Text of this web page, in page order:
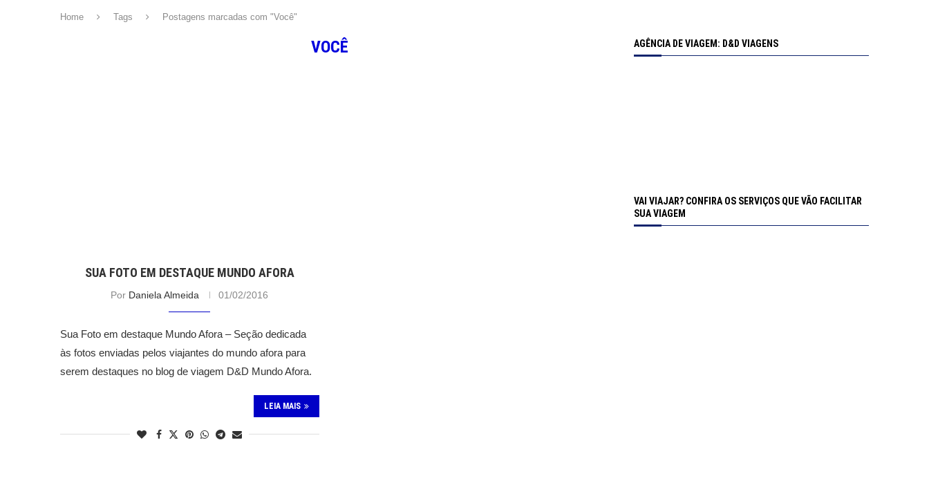
Home Tags Postagens marcadas com "Você"
VOCÊ
SUA FOTO EM DESTAQUE MUNDO AFORA
Por Daniela Almeida 01/02/2016
Sua Foto em destaque Mundo Afora – Seção dedicada
às fotos enviadas pelos viajantes do mundo afora para
serem destaques no blog de viagem D&D Mundo Afora.
LEIA MAIS
AGÊNCIA DE VIAGEM: D&D VIAGENS
VAI VIAJAR? CONFIRA OS SERVIÇOS QUE VÃO FACILITAR
SUA VIAGEM